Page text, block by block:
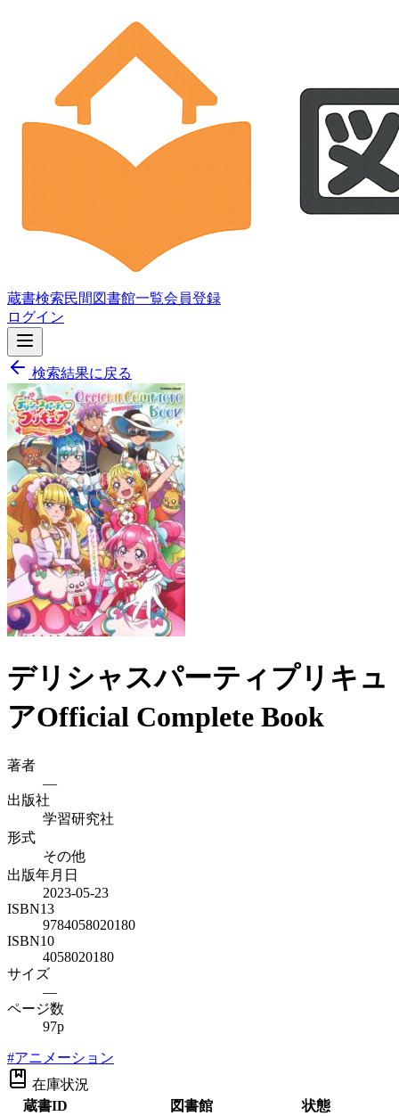
蔵書検索民間図書館一覧会員登録
ログイン
検索結果に戻る
デリシャスパーティプリキュ
アOfficial Complete Book
著者
—
出版社
学習研究社
形式
その他
出版年月日
2023-05-23
ISBN13
9784058020180
ISBN10
4058020180
サイズ
—
ページ数
97p
#アニメーション
在庫状況
蔵書ID
図書館
状態